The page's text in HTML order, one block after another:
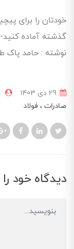
خودتان را برای
گذشته آماده کنید-
نوشته : حامد پاک
29 دی 1403
صادرات فولاد
دیدگاه خود را